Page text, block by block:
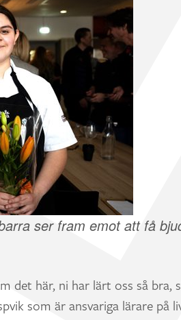
ser fram emot att få
det här, ni har lärt oss så bra,
som är ansvariga lärare på